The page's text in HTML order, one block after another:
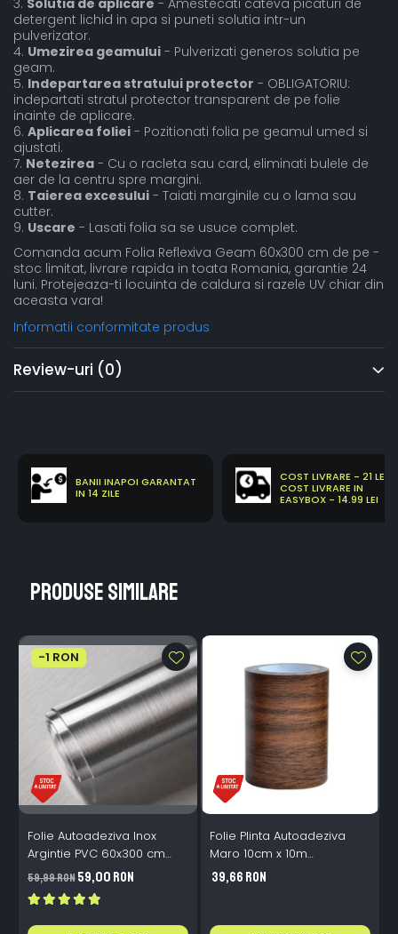
detergent lichid in apa si puneti solutia intr-un
pulverizator.
4. Umezirea geamului - Pulverizati generos solutia pe
geam.
5. Indepartarea stratului protector - OBLIGATORIU:
indepartati stratul protector transparent de pe folie
inainte de aplicare.
6. Aplicarea foliei - Pozitionati folia pe geamul umed si
ajustati.
7. Netezirea - Cu o racleta sau card, eliminati bulele de
aer de la centru spre margini.
8. Taierea excesului - Taiati marginile cu o lama sau
cutter.
9. Uscare - Lasati folia sa se usuce complet.
Comanda acum Folia Reflexiva Geam 60x300 cm de pe -
stoc limitat, livrare rapida in toata Romania, garantie 24
luni. Protejeaza-ti locuinta de caldura si razele UV chiar din
aceasta vara!
Informatii conformitate produs
Review-uri (0)
BANII INAPOI GARANTAT
IN 14 ZILE
COST LIVRARE - 21 LEI
COST LIVRARE IN
EASYBOX - 14.99 LEI
Produse similare
-1 RON
Folie Autoadeziva Inox
Argintie PVC 60x300 cm
Bucatarie Mobilier
59,99 RON59,00 RON
Folie Plinta Autoadeziva
Maro 10cm x 10m
Impermeabila Perete Scari
39,66 RON